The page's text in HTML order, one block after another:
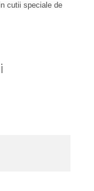
cutii speciale de